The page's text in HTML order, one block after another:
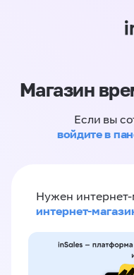
Магазин
Если вы
войдите в
Нужен интернет-
интернет-